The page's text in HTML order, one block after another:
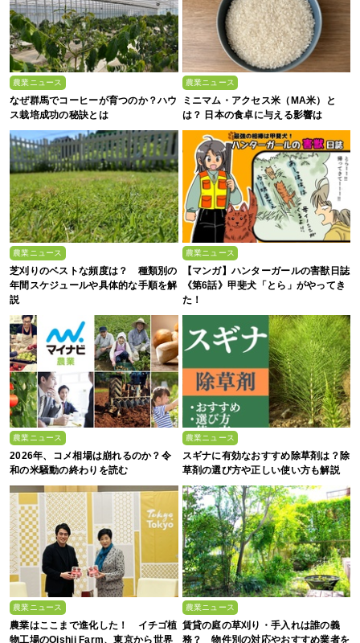
農業ニュース
なぜ群馬でコーヒーが育つのか？ハウ
ス栽培成功の秘訣とは
農業ニュース
ミニマム・アクセス米（MA米）と
は？ 日本の食卓に与える影響は
農業ニュース
芝刈りのベストな頻度は？ 種類別の
年間スケジュールや具体的な手順を解
説
農業ニュース
【マンガ】ハンターガールの害獣日誌
《第6話》甲斐犬「とら」がやってき
た！
農業ニュース
2026年、コメ相場は崩れるのか？令
和の米騒動の終わりを読む
農業ニュース
スギナに有効なおすすめ除草剤は？除
草剤の選び方や正しい使い方も解説
農業ニュース
農業はここまで進化した！ イチゴ植
物工場のOishii Farm、東京から世界
農業ニュース
賃貸の庭の草刈り・手入れは誰の義
務？ 物件別の対応やおすすめ業者を